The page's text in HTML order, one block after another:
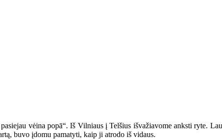
vėina popā“. Iš Vilniaus į Telšius išvažiavome anksti ryte.
buvo įdomu pamatyti, kaip ji atrodo iš vidaus.